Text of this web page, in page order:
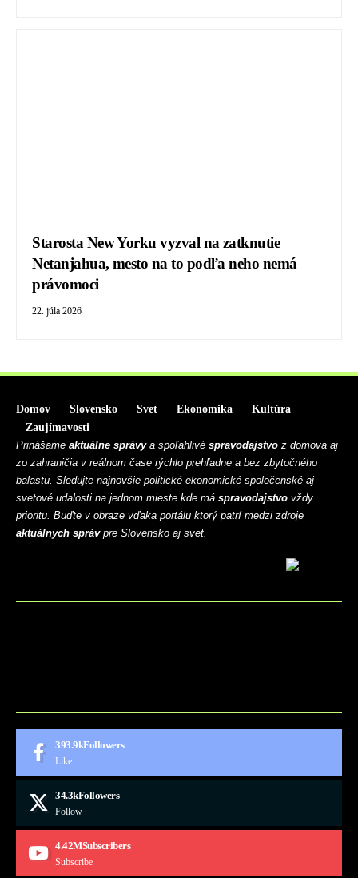
Starosta New Yorku vyzval na zatknutie
Netanjahua, mesto na to podľa neho nemá
právomoci
22. júla 2026
Domov Slovensko Svet Ekonomika
Kultúra
Zaujímavosti
Prinášame aktuálne správya spoľahlivé spravodajstvo z domova aj
zo zahraničia v reálnom čase rýchlo prehľadne a bez zbytočného
balastu. Sledujte najnovšie politické ekonomické spoločenské aj
svetové udalosti na jednom mieste kde má spravodajstvo vždy
prioritu. Buďte v obraze vďaka portálu ktorý patrí medzi zdroje
aktuálnych správpre Slovensko aj svet.
393.9kFollowers
Like
34.3kFollowers
Follow
4.42MSubscribers
Subscribe